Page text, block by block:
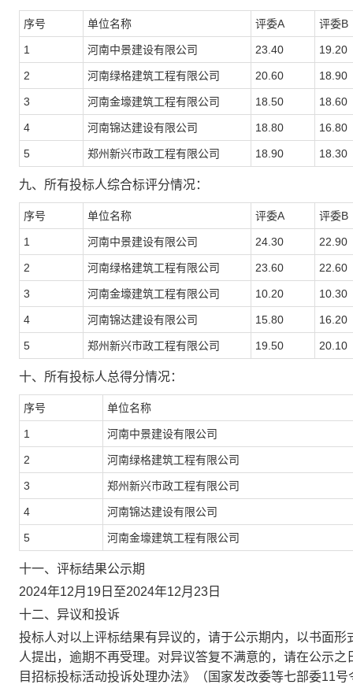
序号 单位名称 评委A 评委B
1 河南中景建设有限公司 23.40 19.20
2 河南绿格建筑工程有限公司 20.60 18.90
3 河南金壕建筑工程有限公司 18.50 18.60
4 河南锦达建设有限公司 18.80 16.80
5 郑州新兴市政工程有限公司 18.90 18.30
九、 所有投标人综合标评分情况：
序号 单位名称 评委A 评委B
1 河南中景建设有限公司 24.30 22.90
2 河南绿格建筑工程有限公司 23.60 22.60
3 河南金壕建筑工程有限公司 10.20 10.30
4 河南锦达建设有限公司 15.80 16.20
5 郑州新兴市政工程有限公司 19.50 20.10
十、 所有投标人总得分情况：
序号 单位名称
1 河南中景建设有限公司
2 河南绿格建筑工程有限公司
3 郑州新兴市政工程有限公司
4 河南锦达建设有限公司
5 河南金壕建筑工程有限公司
十一、 评标结果公示期
2024年12月 19 日至2024年12月 23 日
十二、 异议和投诉
投标人对以上评标结果有异议的，请于公示期内，以书面
人提出，逾期不再受理。对异议答复不满意的，请在公示之
目招标投标活动投诉处理办法》（国家发改委等七部委11